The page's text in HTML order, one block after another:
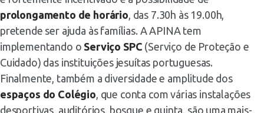
prolongamento de horário, das 7.30h às 19.00h,
pretende ser ajuda às famílias. A APINA tem
implementando o Serviço SPC (Serviço de Proteção e
Cuidado) das instituições jesuítas portuguesas.
Finalmente, também a diversidade e amplitude dos
espaços do Colégio, que conta com várias instalações
desportivas, auditórios, bosque e quinta, são uma mais-